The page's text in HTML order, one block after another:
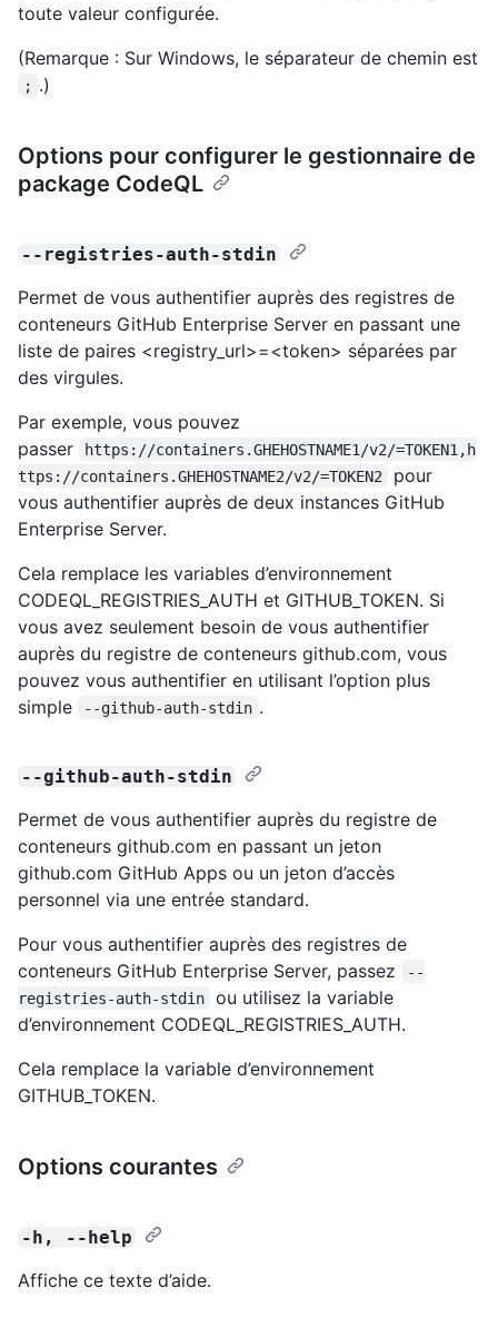
toute valeur configurée.
(Remarque : Sur Windows, le séparateur de chemin est
; .)
Options pour configurer le gestionnaire de
package CodeQL
--registries-auth-stdin
Permet de vous authentifier auprès des registres de
conteneurs GitHub Enterprise Server en passant une
liste de paires <registry_url>=<token> séparées par
des virgules.
Par exemple, vous pouvez
passer
https://containers.GHEHOSTNAME1/v2/=TOKEN1,h
ttps://containers.GHEHOSTNAME2/v2/=TOKEN2
pour
vous authentifier auprès de deux instances GitHub
Enterprise Server.
Cela remplace les variables d’environnement
CODEQL_REGISTRIES_AUTH et GITHUB_TOKEN. Si
vous avez seulement besoin de vous authentifier
auprès du registre de conteneurs github.com, vous
pouvez vous authentifier en utilisant l’option plus
simple
--github-auth-stdin .
--github-auth-stdin
Permet de vous authentifier auprès du registre de
conteneurs github.com en passant un jeton
github.com GitHub Apps ou un jeton d’accès
personnel via une entrée standard.
Pour vous authentifier auprès des registres de
conteneurs GitHub Enterprise Server, passez
--
registries-auth-stdin
ou utilisez la variable
d’environnement CODEQL_REGISTRIES_AUTH.
Cela remplace la variable d’environnement
GITHUB_TOKEN.
Options courantes
-h, --help
Affiche ce texte d’aide.